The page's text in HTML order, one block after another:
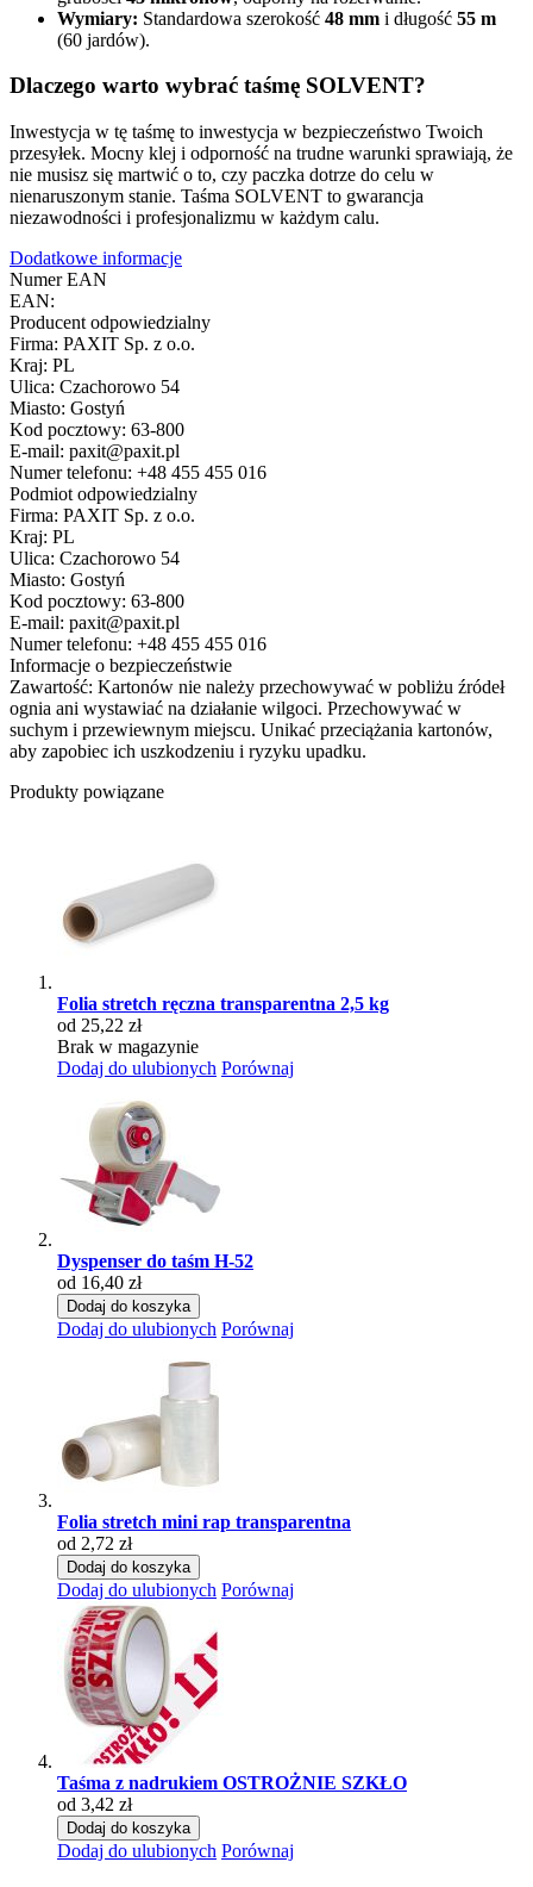
Wymiary: Standardowa szerokość 48 mm i długość 55 m
(60 jardów).
Dlaczego warto wybrać taśmę SOLVENT?
Inwestycja w tę taśmę to inwestycja w bezpieczeństwo Twoich
przesyłek. Mocny klej i odporność na trudne warunki sprawiają, że
nie musisz się martwić o to, czy paczka dotrze do celu w
nienaruszonym stanie. Taśma SOLVENT to gwarancja
niezawodności i profesjonalizmu w każdym calu.
Dodatkowe informacje
Numer EAN
EAN:
Producent odpowiedzialny
Firma: PAXIT Sp. z o.o.
Kraj: PL
Ulica: Czachorowo 54
Miasto: Gostyń
Kod pocztowy: 63-800
E-mail: paxit@paxit.pl
Numer telefonu: +48 455 455 016
Podmiot odpowiedzialny
Firma: PAXIT Sp. z o.o.
Kraj: PL
Ulica: Czachorowo 54
Miasto: Gostyń
Kod pocztowy: 63-800
E-mail: paxit@paxit.pl
Numer telefonu: +48 455 455 016
Informacje o bezpieczeństwie
Zawartość: Kartonów nie należy przechowywać w pobliżu źródeł
ognia ani wystawiać na działanie wilgoci. Przechowywać w
suchym i przewiewnym miejscu. Unikać przeciążania kartonów,
aby zapobiec ich uszkodzeniu i ryzyku upadku.
Produkty powiązane
Folia stretch ręczna transparentna 2,5 kg
od 25,22 zł
Brak w magazynie
Dodaj do ulubionych Porównaj
Dyspenser do taśm H-52
od 16,40 zł
Dodaj do koszyka
Dodaj do ulubionych Porównaj
Folia stretch mini rap transparentna
od 2,72 zł
Dodaj do koszyka
Dodaj do ulubionych Porównaj
Taśma z nadrukiem OSTROŻNIE SZKŁO
od 3,42 zł
Dodaj do koszyka
Dodaj do ulubionych Porównaj